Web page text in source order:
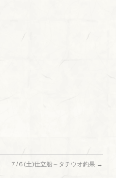
７/６(土)仕立船～タチウオ釣果 →